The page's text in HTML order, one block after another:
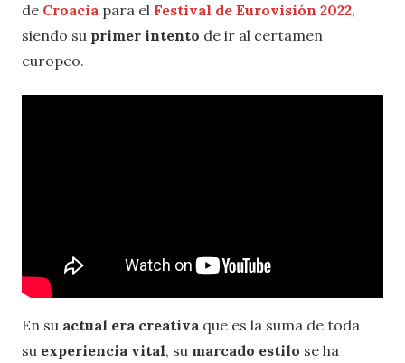
de Croacia para el Festival de Eurovisión 2022,
siendo su primer intento de ir al certamen
europeo.
En su actual era creativa que es la suma de toda
su experiencia vital, su marcado estilo se ha